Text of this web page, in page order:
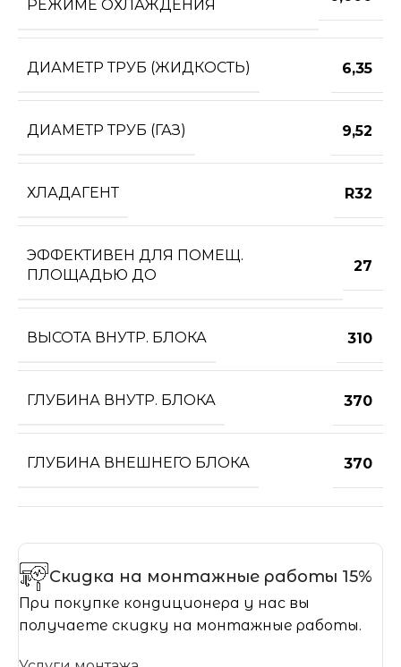
РЕЖИМЕ ОХЛАЖДЕНИЯ
ДИАМЕТР ТРУБ (ЖИДКОСТЬ) 6,35
ДИАМЕТР ТРУБ (ГАЗ) 9,52
ХЛАДАГЕНТ R32
ЭФФЕКТИВЕН ДЛЯ ПОМЕЩ.
ПЛОЩАДЬЮ ДО
27
ВЫСОТА ВНУТР. БЛОКА 310
ГЛУБИНА ВНУТР. БЛОКА 370
ГЛУБИНА ВНЕШНЕГО БЛОКА 370
Скидка на монтажные работы 15%
При покупке кондиционера у нас вы
получаете скидку на монтажные работы.